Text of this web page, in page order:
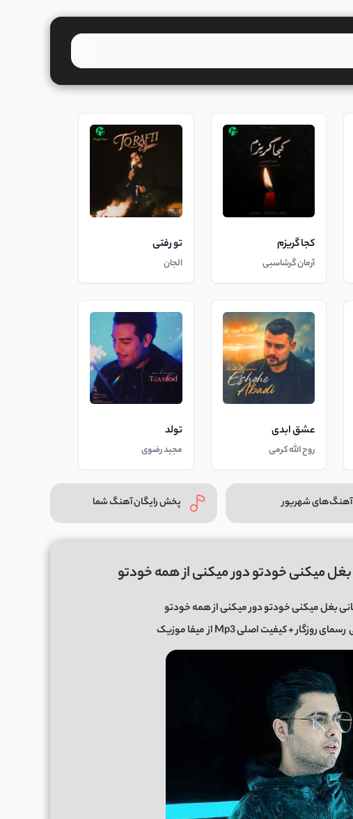
کجا گریزم
آرمان گرشاسبی
تو رفتی
الجان
عشق ابدی
روح الله کرمی
تولد
مجید رضوی
آهنگ‌های شهریور پخش رایگان آهنگ شما
میکنی خودتو دور میکنی از همه خودتو
بغل میکنی خودتو دور میکنی از همه خودتو
رسمای روزگار + کیفیت اصلی Mp3 از میفا موزیک